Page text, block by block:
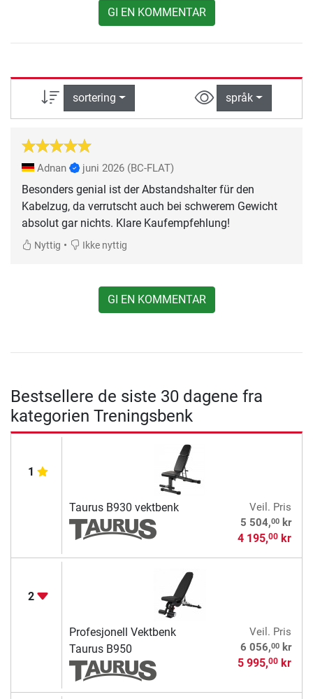
GI EN KOMMENTAR
sortering språk
Adnan juni 2026 (BC-FLAT)
Besonders genial ist der Abstandshalter für den
Kabelzug, da verrutscht auch bei schwerem Gewicht
absolut gar nichts. Klare Kaufempfehlung!
Nyttig • Ikke nyttig
GI EN KOMMENTAR
Bestsellere de siste 30 dagene fra
kategorien Treningsbenk
1
Taurus B930 vektbenk
Veil. Pris
5 504,00kr
4 195,00kr
2
Profesjonell Vektbenk
Taurus B950
Veil. Pris
6 056,00kr
5 995,00kr